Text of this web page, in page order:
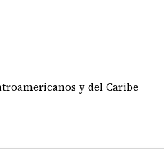
y del Caribe